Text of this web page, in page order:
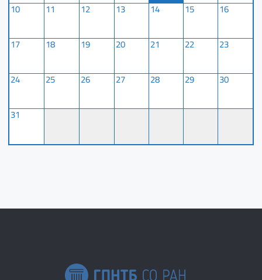
10 11 12 13 14 15 16
17 18 19 20 21 22 23
24 25 26 27 28 29 30
31